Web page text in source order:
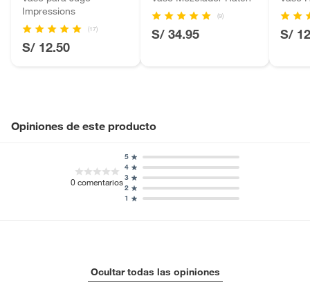
Motocicletas y bicicletas motorizadas.
Licores y cigarros electrónicos.
Impressions
(17)
S/ 12.50
(9)
S/ 34.95 S/
Opiniones de este producto
0comentarios
1
2
3
4
5
Ocultar todas las opiniones